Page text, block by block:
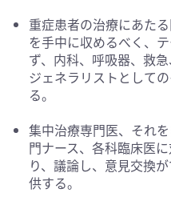
重症患者の治療にあた
を手中に収めるべく、
ず、内科、呼吸器、救
ジェネラリストとして
る。
集中治療専門医、それ
門ナース、各科臨床医
り、議論し、意見交換
供する。